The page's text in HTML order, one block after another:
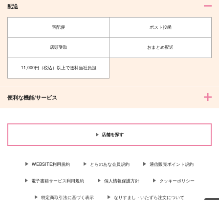
配送
宅配便 ポスト投函
店頭受取 おまとめ配送
11,000円（税込）以上で送料当社負担
便利な機能/サービス
店舗を探す
WEBSITE利用規約 とらのあな会員規約 通信販売ポイント規約
電子書籍サービス利用規約 個人情報保護方針 クッキーポリシー
特定商取引法に基づく表示 なりすまし・いたずら注文について